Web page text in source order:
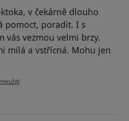
v čekárně dlouho
pomoct, poradit. I s
vás vezmou velmi brzy.
milá a vstřícná. Mohu jen
uživatele Lenka